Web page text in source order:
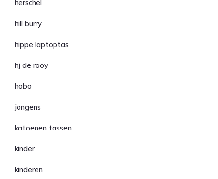
herschel
hill burry
hippe laptoptas
hj de rooy
hobo
jongens
katoenen tassen
kinder
kinderen